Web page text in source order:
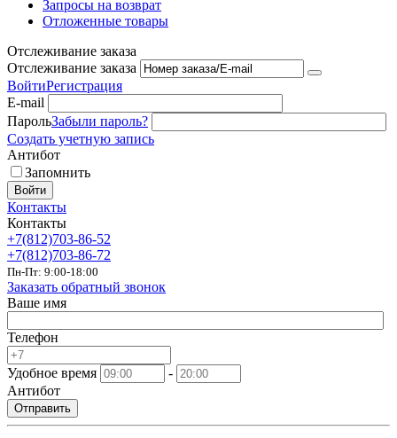
Запросы на возврат
Отложенные товары
Отслеживание заказа
Отслеживание заказа
ВойтиРегистрация
E-mail
ПарольЗабыли пароль?
Создать учетную запись
Антибот
Запомнить
Войти
Контакты
Контакты
+7(812)703-86-52
+7(812)703-86-72
Пн-Пт: 9:00-18:00
Заказать обратный звонок
Ваше имя
Телефон
Удобное время
-
Антибот
Отправить